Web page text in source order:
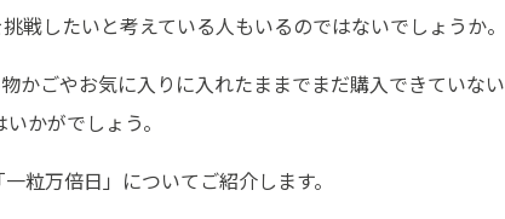
したいと考えている人もいるのではないでしょうか。
かごやお気に入りに入れたままでまだ購入できていない
かがでしょう。
粒万倍日」についてご紹介します。